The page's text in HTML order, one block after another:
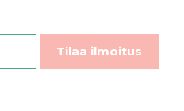
Tilaa ilmoitus